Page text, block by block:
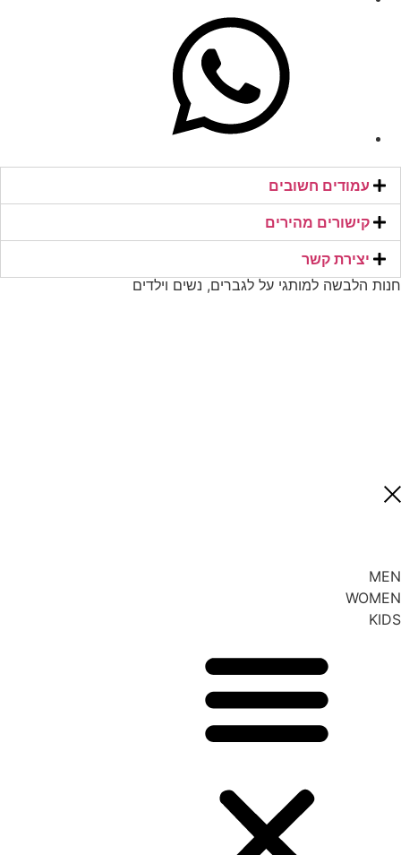
עמודים חשובים
קישורים מהירים​
יצירת קשר​
חנות הלבשה למותגי על לגברים, נשים וילדים
MEN
WOMEN
KIDS